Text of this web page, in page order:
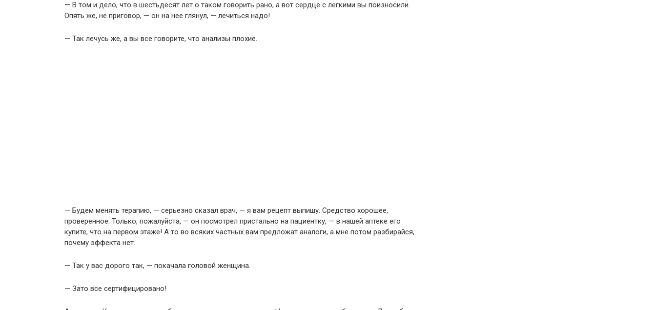
— В том и дело, что в шестьдесят лет о таком говорить рано, а вот сердце с легкими вы поизносили.
Опять же, не приговор, — он на нее глянул, — лечиться надо!
— Так лечусь же, а вы все говорите, что анализы плохие.
— Будем менять терапию, — серьезно сказал врач, — я вам рецепт выпишу. Средство хорошее,
проверенное. Только, пожалуйста, — он посмотрел пристально на пациентку, — в нашей аптеке его
купите, что на первом этаже! А то во всяких частных вам предложат аналоги, а мне потом разбирайся,
почему эффекта нет.
— Так у вас дорого так, — покачала головой женщина.
— Зато все сертифицировано!